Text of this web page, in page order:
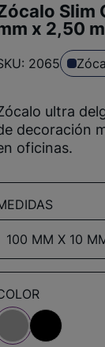
Slim
x 2,50 m
2065
ultra
decoración
oficinas.
100 MM X 10